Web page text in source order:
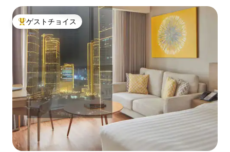
大好評のゲストチョイスです。
ゲストチョイス